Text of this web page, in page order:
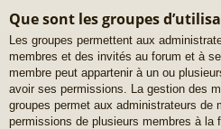
Que sont les groupes
Les groupes permettent aux
membres et des invités au forum et à
membre peut appartenir à un ou
avoir ses permissions. La gestion des
groupes permet aux administrateurs de
permissions de plusieurs membres à la